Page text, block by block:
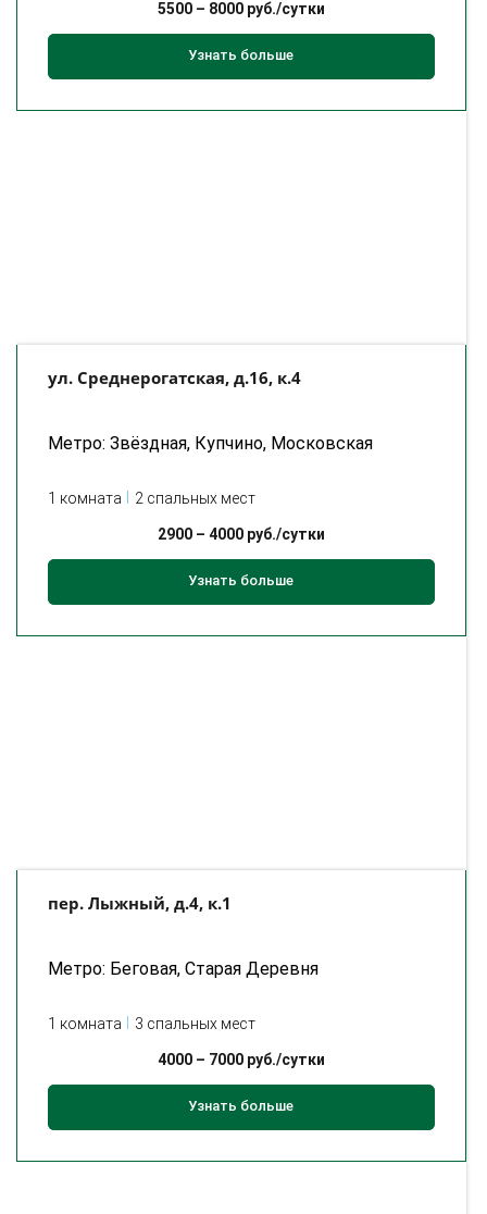
5500– 8000руб./сутки
Узнать больше
ул. Среднерогатская, д.16, к.4
Метро: Звёздная, Купчино, Московская
1 комната 2 спальных мест
2900– 4000руб./сутки
Узнать больше
пер. Лыжный, д.4, к.1
Метро: Беговая, Старая Деревня
1 комната 3 спальных мест
4000– 7000руб./сутки
Узнать больше